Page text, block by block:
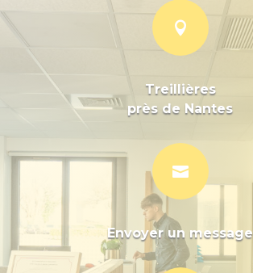

Treillières
près de Nantes

Envoyer un message